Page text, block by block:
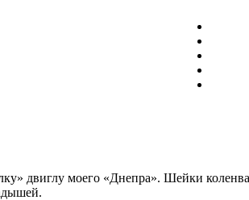
двиглу моего «Днепра». Шейки